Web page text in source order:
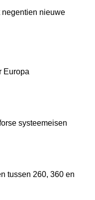
negentien nieuwe
Europa
systeemeisen
tussen 260, 360 en